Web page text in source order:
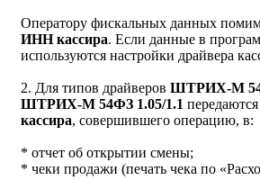
Оператору фискальных данных
ИНН кассира. Если данные в
используются настройки драйвера
2. Для типов драйверов ШТРИХ-М
ШТРИХ-М 54ФЗ 1.05/1.1 передаются
кассира, совершившего операцию, в:
* отчет об открытии смены;
* чеки продажи (печать чека по